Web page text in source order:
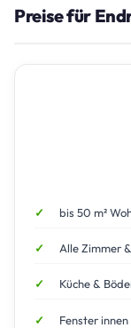
Preise für
bis 50 m²
Alle Zimmer
Küche &
Fenster innen